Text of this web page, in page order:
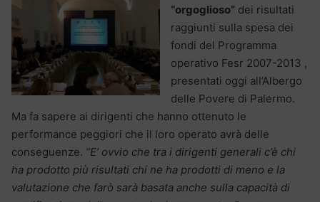
“orgoglioso” dei risultati
raggiunti sulla spesa dei
fondi del Programma
operativo Fesr 2007-2013 ,
presentati oggi all’Albergo
delle Povere di Palermo.
Ma fa sapere ai dirigenti che hanno ottenuto le
performance peggiori che il loro operato avrà delle
conseguenze. “E’ ovvio che tra i dirigenti generali c’è chi
ha prodotto più risultati chi ne ha prodotti di meno e la
valutazione che farò sarà basata anche sulla capacità di